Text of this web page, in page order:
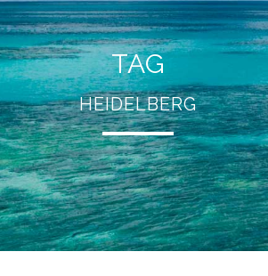
TAG
HEIDELBERG